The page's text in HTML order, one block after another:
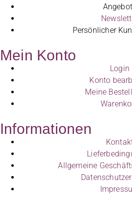
Persönlicher
Mein Konto
Login
Konto
Meine
Informationen
Allgemeine